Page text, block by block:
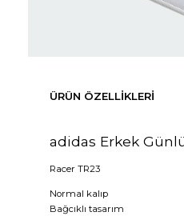
ÜRÜN ÖZELLIKLERI
adidas Erkek
Racer TR23
Normal kalıp
Bağcıklı tasarım